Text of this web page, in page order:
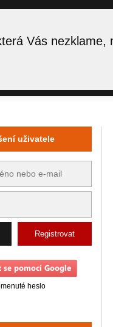
Vás
uživatele
Registrovat
heslo